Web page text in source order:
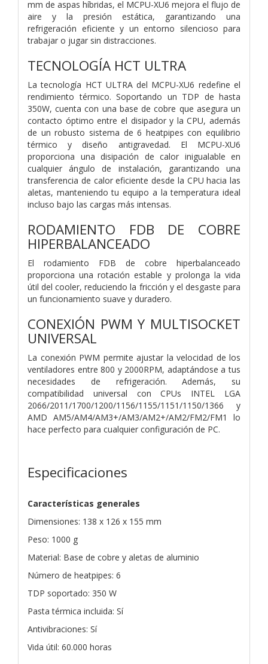
mm de aspas híbridas, el MCPU-XU6 mejora el flujo de
aire y la presión estática, garantizando una
refrigeración eficiente y un entorno silencioso para
trabajar o jugar sin distracciones.
TECNOLOGÍA HCT ULTRA
La tecnología HCT ULTRA del MCPU-XU6 redefine el
rendimiento térmico. Soportando un TDP de hasta
350W, cuenta con una base de cobre que asegura un
contacto óptimo entre el disipador y la CPU, además
de un robusto sistema de 6 heatpipes con equilibrio
térmico y diseño antigravedad. El MCPU-XU6
proporciona una disipación de calor inigualable en
cualquier ángulo de instalación, garantizando una
transferencia de calor eficiente desde la CPU hacia las
aletas, manteniendo tu equipo a la temperatura ideal
incluso bajo las cargas más intensas.
RODAMIENTO FDB DE COBRE
HIPERBALANCEADO
El rodamiento FDB de cobre hiperbalanceado
proporciona una rotación estable y prolonga la vida
útil del cooler, reduciendo la fricción y el desgaste para
un funcionamiento suave y duradero.
CONEXIÓN PWM Y MULTISOCKET
UNIVERSAL
La conexión PWM permite ajustar la velocidad de los
ventiladores entre 800 y 2000RPM, adaptándose a tus
necesidades de refrigeración. Además, su
compatibilidad universal con CPUs INTEL LGA
2066/2011/1700/1200/1156/1155/1151/1150/1366 y
AMD AM5/AM4/AM3+/AM3/AM2+/AM2/FM2/FM1 lo
hace perfecto para cualquier configuración de PC.
Especificaciones
Características generales
Dimensiones: 138 x 126 x 155 mm
Peso: 1000 g
Material: Base de cobre y aletas de aluminio
Número de heatpipes: 6
TDP soportado: 350 W
Pasta térmica incluida: Sí
Antivibraciones: Sí
Vida útil: 60.000 horas